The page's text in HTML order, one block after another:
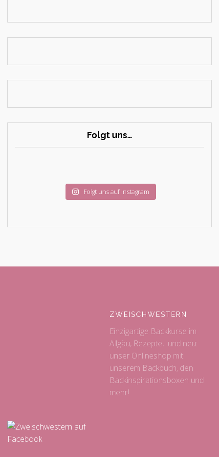
Folgt uns…
Folgt uns auf Instagram
ZWEISCHWESTERN
Einzigartige Backkurse im
Allgäu, Rezepte, und neu:
unser Onlineshop mit
unserem Backbuch, den
Backinspirationsboxen und
mehr!